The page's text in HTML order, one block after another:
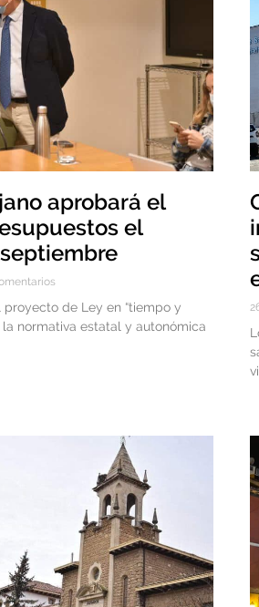
aprobará el
el
de Ley en “tiempo y
normativa estatal y autonómica